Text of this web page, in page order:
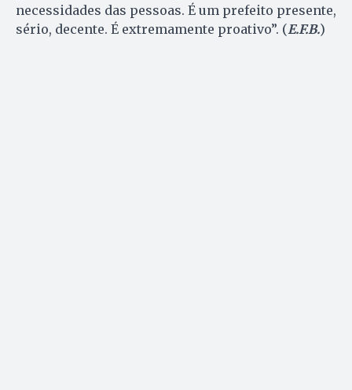
necessidades das pessoas. É um prefeito presente,
sério, decente. É extremamente proativo”. (E.F.B.)